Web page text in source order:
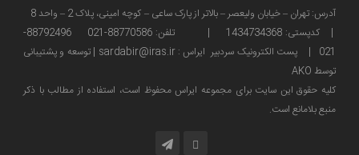
| کدپستی: 1434734368 | تلفن: 88770586-021 88792496-
021 | پست الکترونیک سردبیر ایراس : sardabir@iras.ir |
توسعه و پشتیبانی
توسط AKO
كليه حقوق این سایت برای مجموعه ایراس محفوظ است، استفاده از مطالب با ذكر
منبع بلامانع است.